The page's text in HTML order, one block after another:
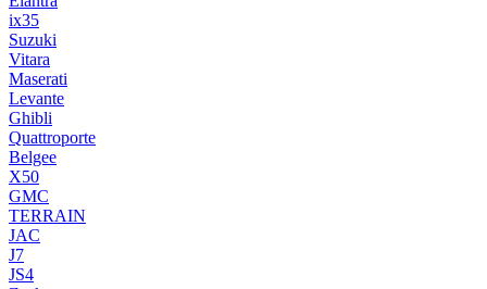
ix35
Suzuki
Vitara
Maserati
Levante
Ghibli
Quattroporte
Belgee
X50
GMC
TERRAIN
JAC
J7
JS4